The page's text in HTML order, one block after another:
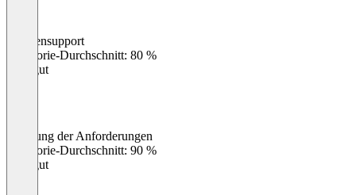
Kundensupport
Kategorie-Durchschnitt: 80 %
Sehr gut
Erfüllung der Anforderungen
Kategorie-Durchschnitt: 90 %
Sehr gut